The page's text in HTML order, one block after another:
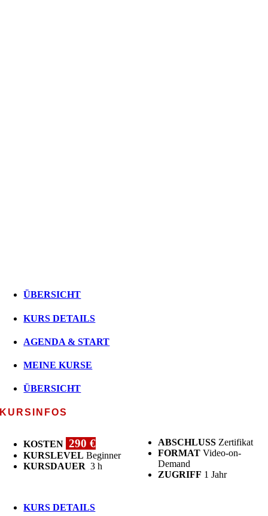
ÜBERSICHT
KURS DETAILS
AGENDA & START
MEINE KURSE
ÜBERSICHT
KURSINFOS
KOSTEN 290 €
KURSLEVEL Beginner
KURSDAUER 3 h
ABSCHLUSS Zertifikat
FORMAT Video-on-
Demand
ZUGRIFF 1 Jahr
KURS DETAILS